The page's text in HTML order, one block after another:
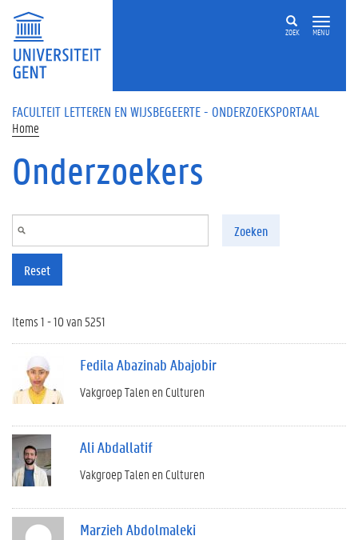
Overslaan en naar de inhoud gaan
ZOEK MENU
FACULTEIT LETTEREN EN WIJSBEGEERTE - ONDERZOEKSPORTAAL
Home
Onderzoekers
Zoeken
Reset
Items 1 - 10 van 5251
Fedila Abazinab Abajobir
Vakgroep Talen en Culturen
Ali Abdallatif
Vakgroep Talen en Culturen
Marzieh Abdolmaleki